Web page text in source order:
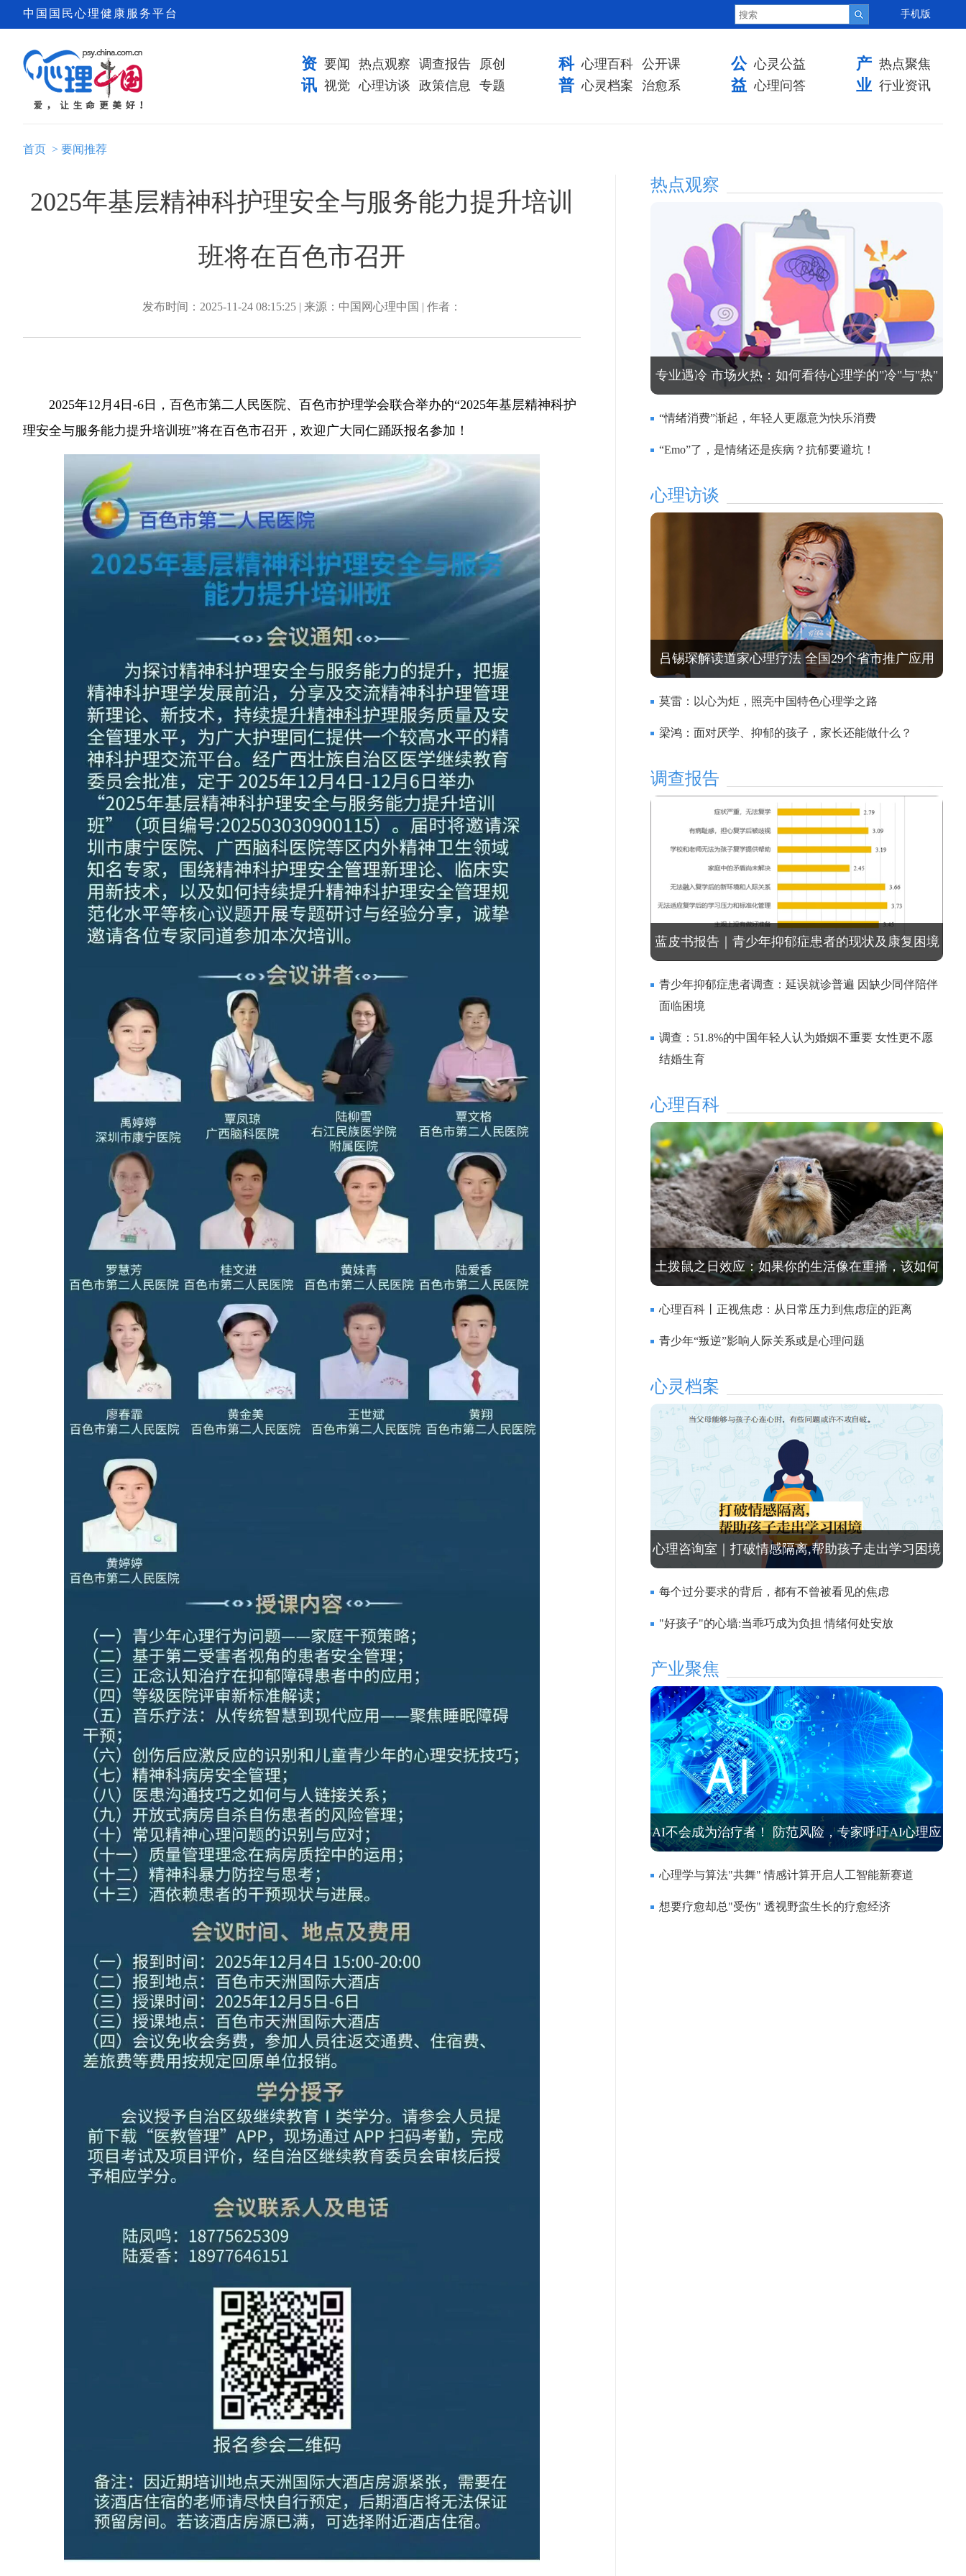
中国国民心理健康服务平台 手机版
资
讯
要闻 热点观察 调查报告
原创
视觉 心理访谈 政策信息 专题
科
普
心理百科 公开课
心灵档案
治愈系
公
益
心灵公益
心理问答
产
业
热点聚焦
行业资讯
首页 > 要闻推荐
2025年基层精神科护理安全与服务能力提升培训
班将在百色市召开
发布时间：2025-11-24 08:15:25 | 来源：中国网心理中国 | 作者：
2025年12月4日-6日，百色市第二人民医院、百色市护理学会联合举办的“2025年基层精神科护
理安全与服务能力提升培训班”将在百色市召开，欢迎广大同仁踊跃报名参加！
热点观察
专业遇冷 市场火热：如何看待心理学的"冷"与"热"
“情绪消费”渐起，年轻人更愿意为快乐消费
“Emo”了，是情绪还是疾病？抗郁要避坑！
心理访谈
吕锡琛解读道家心理疗法 全国29个省市推广应用
莫雷：以心为炬，照亮中国特色心理学之路
梁鸿：面对厌学、抑郁的孩子，家长还能做什么？
调查报告
蓝皮书报告｜青少年抑郁症患者的现状及康复困境
研究
青少年抑郁症患者调查：延误就诊普遍 因缺少同伴陪伴
面临困境
调查：51.8%的中国年轻人认为婚姻不重要 女性更不愿
结婚生育
心理百科
土拨鼠之日效应：如果你的生活像在重播，该如何
打破剧本循环？
心理百科丨正视焦虑：从日常压力到焦虑症的距离
青少年“叛逆”影响人际关系或是心理问题
心灵档案
心理咨询室｜打破情感隔离,帮助孩子走出学习困境
每个过分要求的背后，都有不曾被看见的焦虑
"好孩子"的心墙:当乖巧成为负担 情绪何处安放
产业聚焦
AI不会成为治疗者！ 防范风险，专家呼吁AI心理应
用走向专用
心理学与算法"共舞" 情感计算开启人工智能新赛道
想要疗愈却总"受伤" 透视野蛮生长的疗愈经济